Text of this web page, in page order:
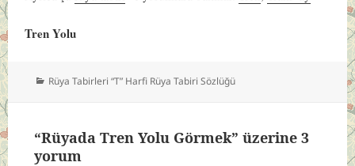
Tren Yolu
Kategoriler
Rüya Tabirleri “T” Harfi Rüya Tabiri Sözlüğü
“Rüyada Tren Yolu Görmek” üzerine 3
yorum